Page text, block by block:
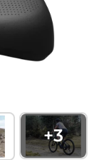
+3